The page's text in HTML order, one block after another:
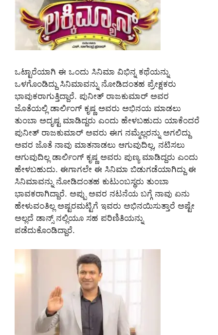
ಒಟ್ಟಾರೆಯಾಗಿ ಈ ಒಂದು ಸಿನಿಮಾ ವಿಭಿನ್ನ ಕಥೆಯನ್ನು
ಒಳಗೊಂಡಿದ್ದು ಸಿನಿಮಾವನ್ನು ನೋಡಿದಂತಹ ಪ್ರೇಕ್ಷಕರು
ಭಾವುಕರಾಗುತ್ತಿದ್ದಾರೆ. ಪುನೀತ್ ರಾಜಕುಮಾರ್ ಅವರ
ಜೊತೆಯಲ್ಲಿ ಡಾರ್ಲಿಂಗ್ ಕೃಷ್ಣ ಅವರು ಅಭಿನಯ ಮಾಡಲು
ತುಂಬಾ ಅದೃಷ್ಟ ಮಾಡಿದ್ದರು ಎಂದು ಹೇಳಬಹುದು ಯಾಕೆಂದರೆ
ಪುನೀತ್ ರಾಜಕುಮಾರ್ ಅವರು ಈಗ ನಮ್ಮೆಲ್ಲರನ್ನು ಅಗಲಿದ್ದು
ಅವರ ಜೊತೆ ನಾವು ಮಾತನಾಡಲು ಆಗುವುದಿಲ್ಲ, ನಟಿಸಲು
ಆಗುವುದಿಲ್ಲ ಡಾರ್ಲಿಂಗ್ ಕೃಷ್ಣ ಅವರು ಪುಣ್ಯ ಮಾಡಿದ್ದರು ಎಂದು
ಹೇಳಬಹುದು. ಈಗಾಗಲೇ ಈ ಸಿನಿಮಾ ಬಿಡುಗಡೆಯಾಗಿದ್ದು ಈ
ಸಿನಿಮಾವನ್ನು ನೋಡಿದಂತಹ ಕುಟುಂಬಸ್ಥರು ತುಂಬಾ
ಭಾವಕರಾಗಿದ್ದಾರೆ. ಅಪ್ಪು ಅವರ ನಟನೆಯ ಬಗ್ಗೆ ನಾವು ಏನು
ಹೇಳುವಂತಿಲ್ಲ ಅಷ್ಟರಮಟ್ಟಿಗೆ ಇವರು ಅಭಿನಯಿಸುತ್ತಾರೆ ಅಷ್ಟೇ
ಅಲ್ಲದೆ ಡಾನ್ಸ್ ನಲ್ಲಿಯೂ ಸಹ ಪರಿಣಿತಿಯನ್ನು
ಪಡೆದುಕೊಂಡಿದ್ದಾರೆ.